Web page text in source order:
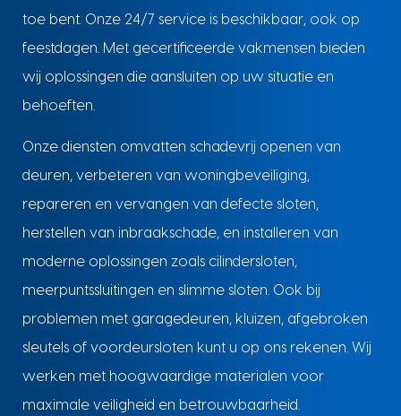
toe bent. Onze 24/7 service is beschikbaar, ook op
feestdagen. Met gecertificeerde vakmensen bieden
wij oplossingen die aansluiten op uw situatie en
behoeften.
Onze diensten omvatten schadevrij openen van
deuren, verbeteren van woningbeveiliging,
repareren en vervangen van defecte sloten,
herstellen van inbraakschade, en installeren van
moderne oplossingen zoals cilindersloten,
meerpuntssluitingen en slimme sloten. Ook bij
problemen met garagedeuren, kluizen, afgebroken
sleutels of voordeursloten kunt u op ons rekenen. Wij
werken met hoogwaardige materialen voor
maximale veiligheid en betrouwbaarheid.